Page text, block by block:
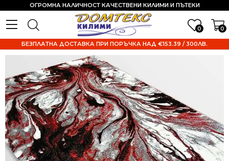
0 0
ОГРОМНА НАЛИЧНОСТ КАЧЕСТВЕНИ КИЛИМИ И ПЪТЕКИ
БЕЗПЛАТНА ДОСТАВКА ПРИ ПОРЪЧКА НАД €153.39 / 300ЛВ.